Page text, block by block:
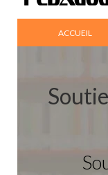
ACCUEIL